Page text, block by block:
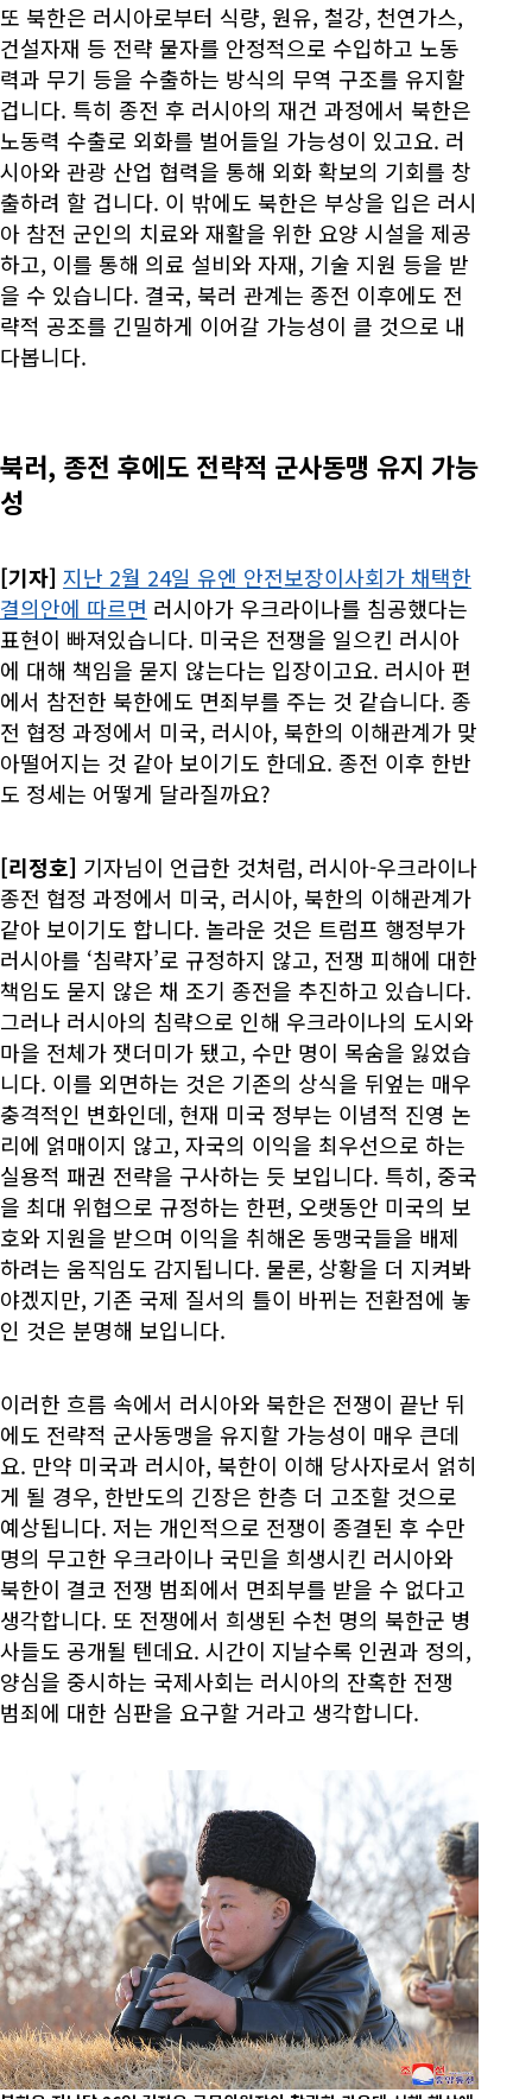
또 북한은 러시아로부터 식량, 원유, 철강, 천연가스,
건설자재 등 전략 물자를 안정적으로 수입하고 노동
력과 무기 등을 수출하는 방식의 무역 구조를 유지할
겁니다. 특히 종전 후 러시아의 재건 과정에서 북한은
노동력 수출로 외화를 벌어들일 가능성이 있고요. 러
시아와 관광 산업 협력을 통해 외화 확보의 기회를 창
출하려 할 겁니다. 이 밖에도 북한은 부상을 입은 러시
아 참전 군인의 치료와 재활을 위한 요양 시설을 제공
하고, 이를 통해 의료 설비와 자재, 기술 지원 등을 받
을 수 있습니다. 결국, 북러 관계는 종전 이후에도 전
략적 공조를 긴밀하게 이어갈 가능성이 클 것으로 내
다봅니다.
북러, 종전 후에도 전략적 군사동맹 유지 가능
성
[기자] 지난 2월 24일 유엔 안전보장이사회가 채택한
결의안에 따르면 러시아가 우크라이나를 침공했다는
표현이 빠져있습니다. 미국은 전쟁을 일으킨 러시아
에 대해 책임을 묻지 않는다는 입장이고요. 러시아 편
에서 참전한 북한에도 면죄부를 주는 것 같습니다. 종
전 협정 과정에서 미국, 러시아, 북한의 이해관계가 맞
아떨어지는 것 같아 보이기도 한데요. 종전 이후 한반
도 정세는 어떻게 달라질까요?
[리정호] 기자님이 언급한 것처럼, 러시아-우크라이나
종전 협정 과정에서 미국, 러시아, 북한의 이해관계가
같아 보이기도 합니다. 놀라운 것은 트럼프 행정부가
러시아를 ‘침략자’로 규정하지 않고, 전쟁 피해에 대한
책임도 묻지 않은 채 조기 종전을 추진하고 있습니다.
그러나 러시아의 침략으로 인해 우크라이나의 도시와
마을 전체가 잿더미가 됐고, 수만 명이 목숨을 잃었습
니다. 이를 외면하는 것은 기존의 상식을 뒤엎는 매우
충격적인 변화인데, 현재 미국 정부는 이념적 진영 논
리에 얽매이지 않고, 자국의 이익을 최우선으로 하는
실용적 패권 전략을 구사하는 듯 보입니다. 특히, 중국
을 최대 위협으로 규정하는 한편, 오랫동안 미국의 보
호와 지원을 받으며 이익을 취해온 동맹국들을 배제
하려는 움직임도 감지됩니다. 물론, 상황을 더 지켜봐
야겠지만, 기존 국제 질서의 틀이 바뀌는 전환점에 놓
인 것은 분명해 보입니다.
이러한 흐름 속에서 러시아와 북한은 전쟁이 끝난 뒤
에도 전략적 군사동맹을 유지할 가능성이 매우 큰데
요. 만약 미국과 러시아, 북한이 이해 당사자로서 얽히
게 될 경우, 한반도의 긴장은 한층 더 고조할 것으로
예상됩니다. 저는 개인적으로 전쟁이 종결된 후 수만
명의 무고한 우크라이나 국민을 희생시킨 러시아와
북한이 결코 전쟁 범죄에서 면죄부를 받을 수 없다고
생각합니다. 또 전쟁에서 희생된 수천 명의 북한군 병
사들도 공개될 텐데요. 시간이 지날수록 인권과 정의,
양심을 중시하는 국제사회는 러시아의 잔혹한 전쟁
범죄에 대한 심판을 요구할 거라고 생각합니다.